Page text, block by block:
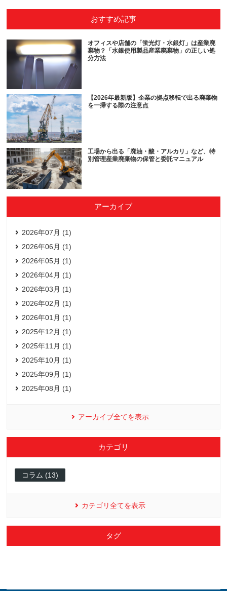
おすすめ記事
オフィスや店舗の「蛍光灯・水銀灯」は産業廃
棄物？「水銀使用製品産業廃棄物」の正しい処
分方法
【2026年最新版】企業の拠点移転で出る廃棄物
を一掃する際の注意点
工場から出る「廃油・酸・アルカリ」など、特
別管理産業廃棄物の保管と委託マニュアル
アーカイブ
2026年07月 (1)
2026年06月 (1)
2026年05月 (1)
2026年04月 (1)
2026年03月 (1)
2026年02月 (1)
2026年01月 (1)
2025年12月 (1)
2025年11月 (1)
2025年10月 (1)
2025年09月 (1)
2025年08月 (1)
アーカイブ全てを表示
カテゴリ
コラム (13)
カテゴリ全てを表示
タグ